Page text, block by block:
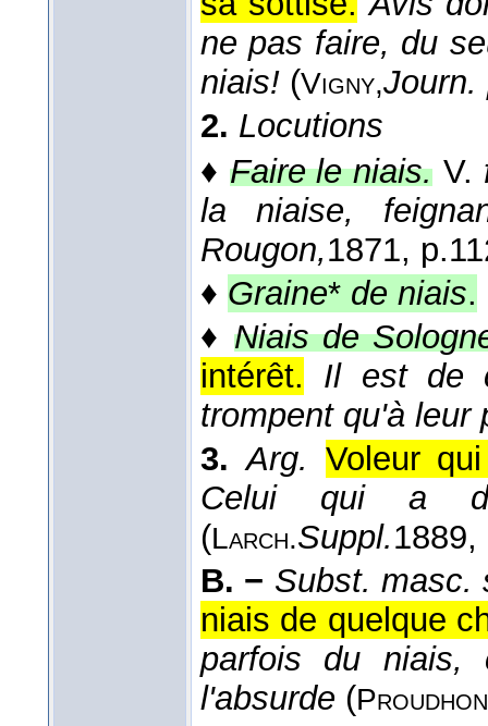
ne pas faire, du
niais! (Vigny,Journ.
2. Locutions
♦ Faire le niais. V.
la niaise,
Rougon,1871,
♦ Graine* de niais.
♦ Niais de
intérêt.
Il est de
trompent qu'à leur
3. Arg. Voleur
Celui qui a
(Larch.Suppl.1889,
B. − Subst. masc.
niais de quelque
parfois du niais,
l'absurde (Proudhon